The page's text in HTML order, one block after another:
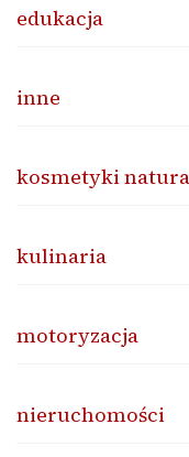
edukacja
inne
kosmetyki
kulinaria
motoryzacja
nieruchomości